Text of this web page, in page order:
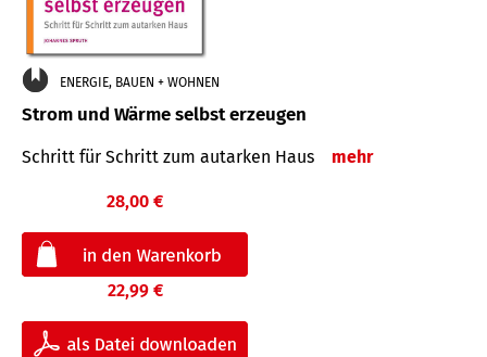
ENERGIE, BAUEN + WOHNEN
Strom und Wärme selbst erzeugen
Schritt für Schritt zum autarken Haus mehr
28,00 €
22,99 €